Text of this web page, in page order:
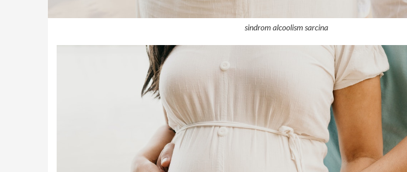
sindrom alcoolism sarcina